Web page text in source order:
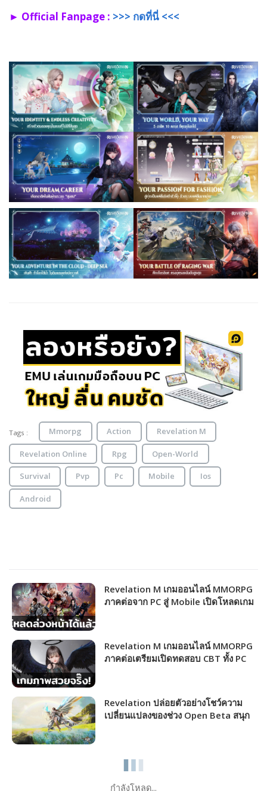
► Official Fanpage : >>> กดที่นี่ <<<
Tags : Mmorpg Action Revelation M
Revelation Online Rpg Open-World
Survival Pvp Pc Mobile Ios
Android
Revelation M เกมออนไลน์ MMORPG
ภาคต่อจาก PC สู่ Mobile เปิดโหลดเกม
Revelation M เกมออนไลน์ MMORPG
ภาคต่อเตรียมเปิดทดสอบ CBT ทั้ง PC
Revelation ปล่อยตัวอย่างโชว์ความ
เปลี่ยนแปลงของช่วง Open Beta สนุก
กำลังโหลด...